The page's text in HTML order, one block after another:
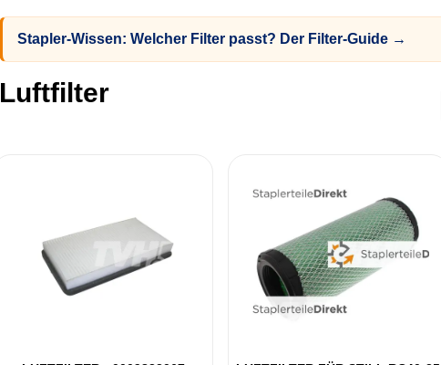
Stapler-Wissen: Welcher Filter passt? Der Filter-Guide →
Luftfilter